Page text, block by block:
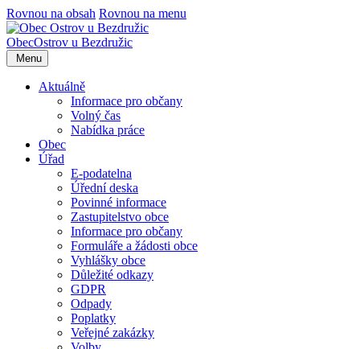
Rovnou na obsah Rovnou na menu
ObecOstrov u Bezdružic
Menu
Aktuálně
Informace pro občany
Volný čas
Nabídka práce
Obec
Úřad
E-podatelna
Úřední deska
Povinné informace
Zastupitelstvo obce
Informace pro občany
Formuláře a žádosti obce
Vyhlášky obce
Důležité odkazy
GDPR
Odpady
Poplatky
Veřejné zakázky